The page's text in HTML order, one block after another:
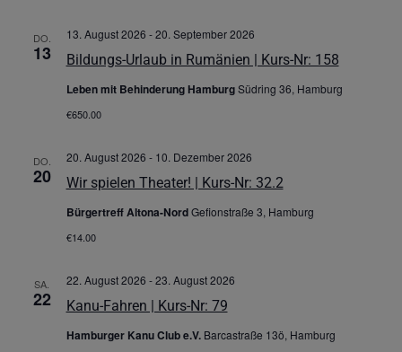
DO.
13 Bildungs-Urlaub in Rumänien | Kurs-Nr: 158
13. August 2026 -20. September 2026
Leben mit Behinderung HamburgSüdring 36, Hamburg
€650.00
DO.
20 Wir spielen Theater! | Kurs-Nr: 32.2
20. August 2026 - 10. Dezember 2026
Bürgertreff Altona-NordGefionstraße 3, Hamburg
€14.00
SA.
22 Kanu-Fahren | Kurs-Nr: 79
22. August 2026 -23. August 2026
Hamburger Kanu Club e.V. Barcastraße 13ö, Hamburg